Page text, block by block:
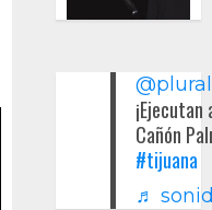
Cañón
#tijuana
♬